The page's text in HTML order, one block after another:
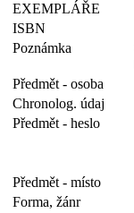
EXEMPLÁŘE
ISBN
Poznámka
Předmět - osoba
Chronolog. údaj
Předmět - heslo
Předmět - místo
Forma, žánr